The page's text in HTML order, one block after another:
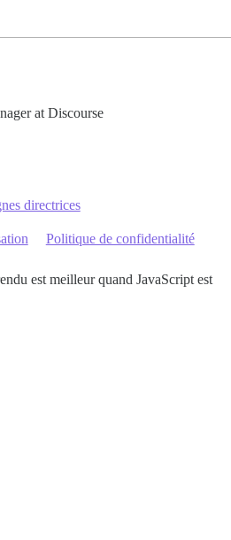
at Discourse
directrices
Politique de confidentialité
est meilleur quand JavaScript est